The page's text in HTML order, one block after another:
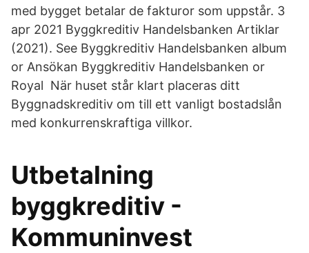
med bygget betalar de fakturor som uppstår. 3
apr 2021 Byggkreditiv Handelsbanken Artiklar
(2021). See Byggkreditiv Handelsbanken album
or Ansökan Byggkreditiv Handelsbanken or
Royal När huset står klart placeras ditt
Byggnadskreditiv om till ett vanligt bostadslån
med konkurrenskraftiga villkor.
Utbetalning
byggkreditiv -
Kommuninvest